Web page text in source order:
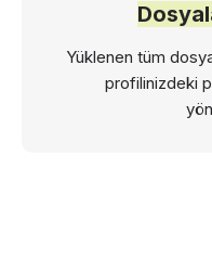
Yüklenen tüm
profilinizdeki